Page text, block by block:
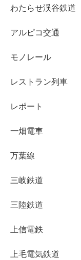
わたらせ渓谷鉄道
アルピコ交通
モノレール
レストラン列車
レポート
一畑電車
万葉線
三岐鉄道
三陸鉄道
上信電鉄
上毛電気鉄道